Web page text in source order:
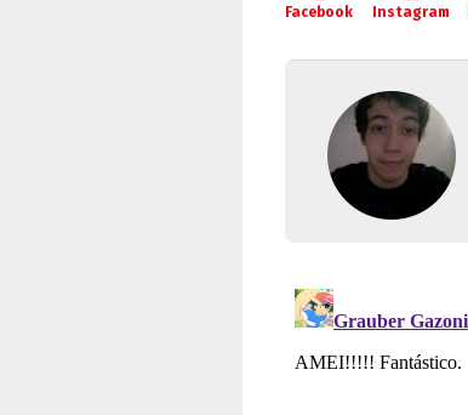
Facebook Instagram